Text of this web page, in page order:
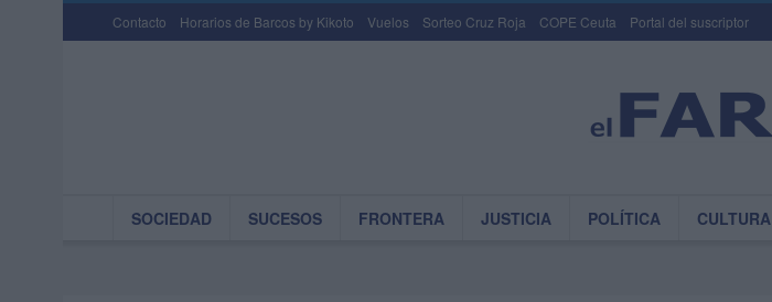
Contacto Horarios de Barcos by Kikoto Vuelos Sorteo Cruz Roja COPE Ceuta Portal del suscriptor
SOCIEDAD SUCESOS FRONTERA JUSTICIA POLÍTICA CULTURA